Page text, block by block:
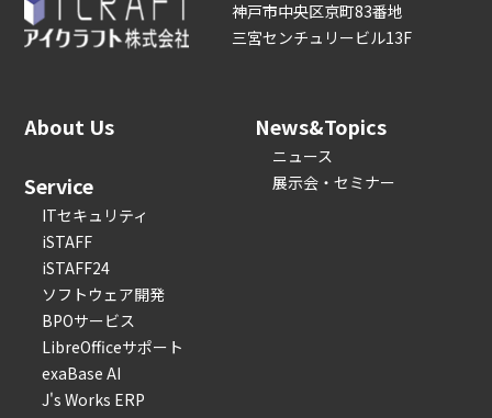
神戸市中央区京町83番地
三宮センチュリービル13F
About Us
Service
ITセキュリティ
iSTAFF
iSTAFF24
ソフトウェア開発
BPOサービス
LibreOfficeサポート
exaBase AI
J's Works ERP
News&Topics
ニュース
展示会・セミナー